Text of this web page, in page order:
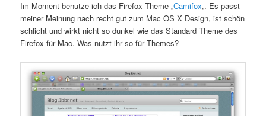
Im Moment benutze ich das Firefox Theme „Camifox„. Es passt
meiner Meinung nach recht gut zum Mac OS X Design, ist schön
schlicht und wirkt nicht so dunkel wie das Standard Theme des
Firefox für Mac. Was nutzt ihr so für Themes?